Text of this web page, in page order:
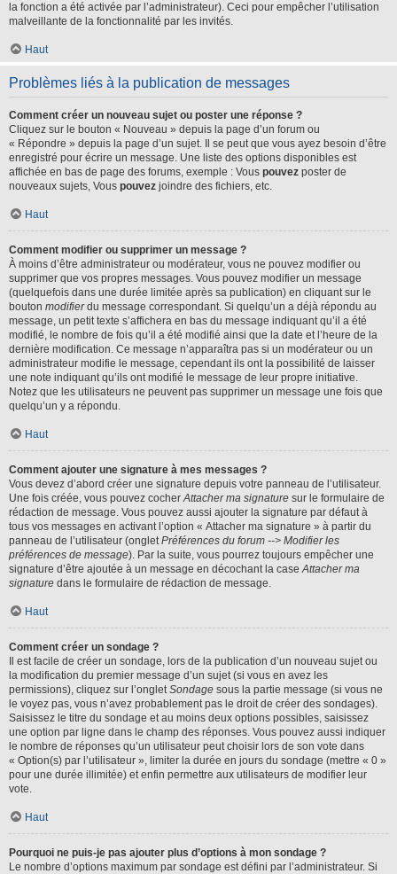
la fonction a été activée par l’administrateur). Ceci pour empêcher l’utilisation
malveillante de la fonctionnalité par les invités.
Haut
Problèmes liés à la publication de messages
Comment créer un nouveau sujet ou poster une réponse ?
Cliquez sur le bouton « Nouveau » depuis la page d’un forum ou
« Répondre » depuis la page d’un sujet. Il se peut que vous ayez besoin d’être
enregistré pour écrire un message. Une liste des options disponibles est
affichée en bas de page des forums, exemple : Vous pouvez poster de
nouveaux sujets, Vous pouvez joindre des fichiers, etc.
Haut
Comment modifier ou supprimer un message ?
À moins d’être administrateur ou modérateur, vous ne pouvez modifier ou
supprimer que vos propres messages. Vous pouvez modifier un message
(quelquefois dans une durée limitée après sa publication) en cliquant sur le
bouton modifierdu message correspondant. Si quelqu’un a déjà répondu au
message, un petit texte s’affichera en bas du message indiquant qu’il a été
modifié, le nombre de fois qu’il a été modifié ainsi que la date et l’heure de la
dernière modification. Ce message n’apparaîtra pas si un modérateur ou un
administrateur modifie le message, cependant ils ont la possibilité de laisser
une note indiquant qu’ils ont modifié le message de leur propre initiative.
Notez que les utilisateurs ne peuvent pas supprimer un message une fois que
quelqu’un y a répondu.
Haut
Comment ajouter une signature à mes messages ?
Vous devez d’abord créer une signature depuis votre panneau de l’utilisateur.
Une fois créée, vous pouvez cocherAttacher ma signature sur le formulaire de
rédaction de message. Vous pouvez aussi ajouter la signature par défaut à
tous vos messages en activant l’option « Attacher ma signature » à partir du
panneau de l’utilisateur (ongletPréférences du forum --> Modifier les
préférences de message). Par la suite, vous pourrez toujours empêcher une
signature d’être ajoutée à un message en décochant la caseAttacher ma
signature dans le formulaire de rédaction de message.
Haut
Comment créer un sondage ?
Il est facile de créer un sondage, lors de la publication d’un nouveau sujet ou
la modification du premier message d’un sujet (si vous en avez les
permissions), cliquez sur l’ongletSondage sous la partie message (si vous ne
le voyez pas, vous n’avez probablement pas le droit de créer des sondages).
Saisissez le titre du sondage et au moins deux options possibles, saisissez
une option par ligne dans le champ des réponses. Vous pouvez aussi indiquer
le nombre de réponses qu’un utilisateur peut choisir lors de son vote dans
« Option(s) par l’utilisateur », limiter la durée en jours du sondage (mettre « 0 »
pour une durée illimitée) et enfin permettre aux utilisateurs de modifier leur
vote.
Haut
Pourquoi ne puis-je pas ajouter plus d’options à mon sondage ?
Le nombre d’options maximum par sondage est défini par l’administrateur. Si